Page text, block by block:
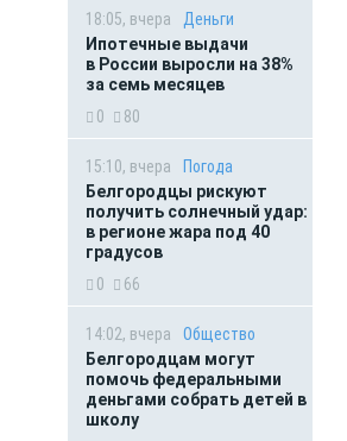
18:05, вчера
Деньги
Ипотечные выдачи
в России выросли на 38%
за семь месяцев
0
80
15:10, вчера
Погода
Белгородцы рискуют
получить солнечный удар:
в регионе жара под 40
градусов
0
66
14:02, вчера
Общество
Белгородцам могут
помочь федеральными
деньгами собрать детей в
школу